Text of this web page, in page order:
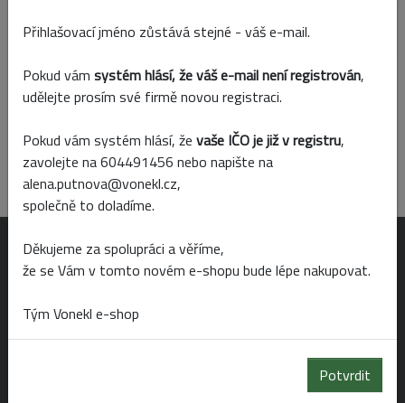
Skladem
Popis produktu
Kovové obaly jsou určeny především k dekorativnímu použití.
Pro aranžmá s vodou doporučujeme použít vnitřní vložku nebo
předem ověřit těsnost.
OTEVÍRACÍ DOBA
Po-Pá 6:00 - 19:00
Přihlašovací jméno zůstává stejné - váš e-mail.
Pokud vám systém hlásí, že váš e-mail není registrován,
udělejte prosím své firmě novou registraci.
Pokud vám systém hlásí, že vaše IČO je již v registru,
zavolejte na 604491456 nebo napište na
alena.putnova@vonekl.cz,
společně to doladíme.
Děkujeme za spolupráci a věříme,
že se Vám v tomto novém e-shopu bude lépe nakupovat.
Tým Vonekl e-shop
Potvrdit